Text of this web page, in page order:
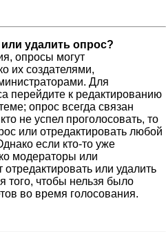
удалить опрос?
опросы могут
их создателями,
Для
перейдите к редактированию
опрос всегда связан
не успел проголосовать, то
или отредактировать любой
если кто-то уже
модераторы или
или удалить
того, чтобы нельзя было
во время голосования.